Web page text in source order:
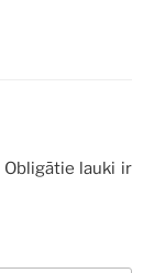
Obligātie lauki ir